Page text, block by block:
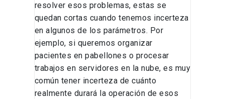
resolver esos problemas, estas se
quedan cortas cuando tenemos incerteza
en algunos de los parámetros. Por
ejemplo, si queremos organizar
pacientes en pabellones o procesar
trabajos en servidores en la nube, es muy
común tener incerteza de cuánto
realmente durará la operación de esos